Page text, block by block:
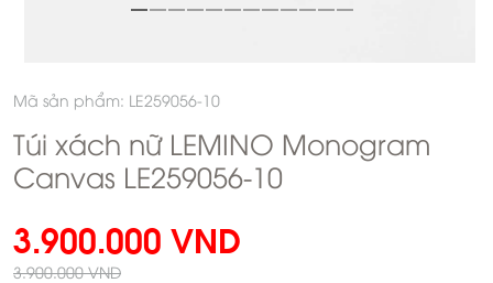
Mã sản phẩm: LE259056-10
Túi xách nữ LEMINO Monogram
Canvas LE259056-10
3.900.000 VND
3.900.000 VND